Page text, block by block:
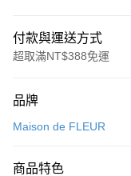
付款與運送方式
超取滿NT$388免運
信用卡一次付款
3 期 0 利率 每期
品牌
Maison de FLEUR
商品特色